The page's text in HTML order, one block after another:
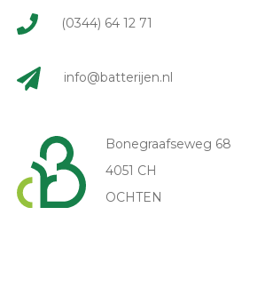
(0344) 64 12 71
info@batterijen.nl
Bonegraafseweg 68
4051 CH
OCHTEN